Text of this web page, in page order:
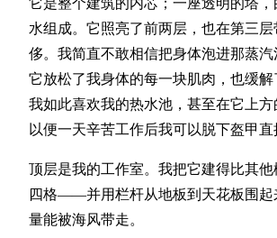
水组成。它照亮了前两层，也在第三
侈。我简直不敢相信把身体泡进那蒸
它放松了我身体的每一块肌肉，也缓
我如此喜欢我的热水池，甚至在它上
以便一天辛苦工作后我可以脱下盔甲直
顶层是我的工作室。我把它建得比其
四格——并用栏杆从地板到天花板围起
量能被海风带走。